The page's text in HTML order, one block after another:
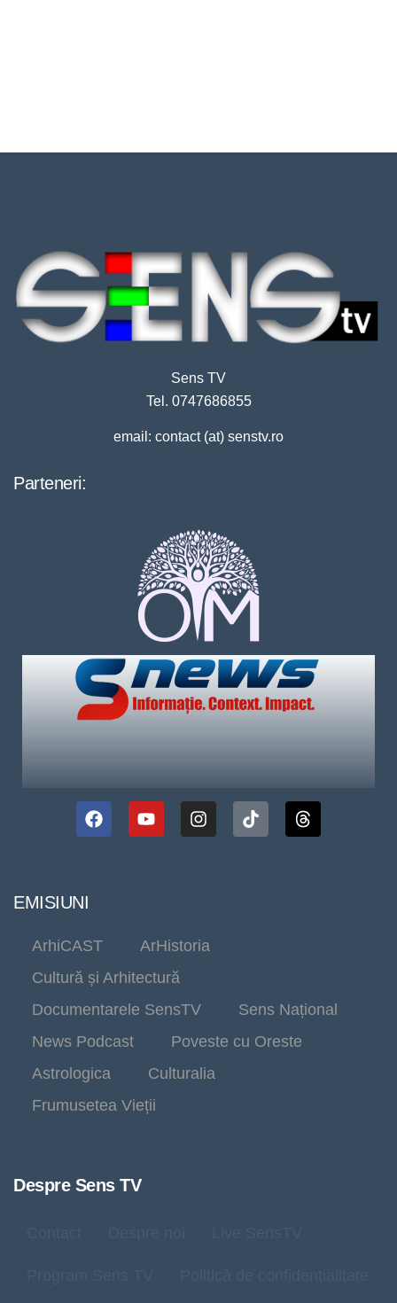
Sens TV
Tel. 0747686855
email: contact (at) senstv.ro
Parteneri:
EMISIUNI
ArhiCAST
ArHistoria
Cultură și Arhitectură
Documentarele SensTV
Sens Național
News Podcast
Poveste cu Oreste
Astrologica
Culturalia
Frumusetea Vieții
Despre Sens TV